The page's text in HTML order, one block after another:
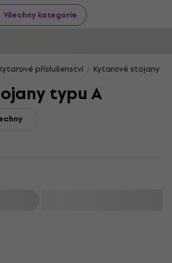
Všechny kategorie
příslušenství Kytarové stojany a
typu A